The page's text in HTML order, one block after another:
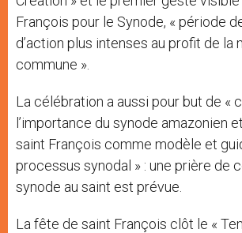
François pour le Synode, « période
d’action plus intenses au profit de la
commune ».
La célébration a aussi pour but de «
l’importance du synode amazonien
saint François comme modèle et
processus synodal » : une prière de
synode au saint est prévue.
La fête de saint François clôt le «